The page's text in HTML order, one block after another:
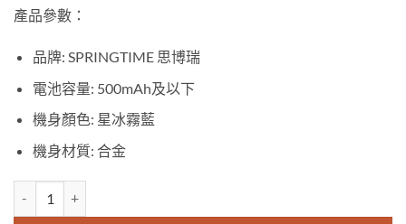
產品參數：
品牌: SPRINGTIME 思博瑞
電池容量: 500mAh及以下
機身顏色: 星冰霧藍
機身材質: 合金